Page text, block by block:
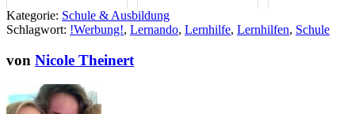
Kategorie: Schule & Ausbildung
Schlagwort: !Werbung!, Lernando, Lernhilfe, Lernhilfen, Schule
von Nicole Theinert